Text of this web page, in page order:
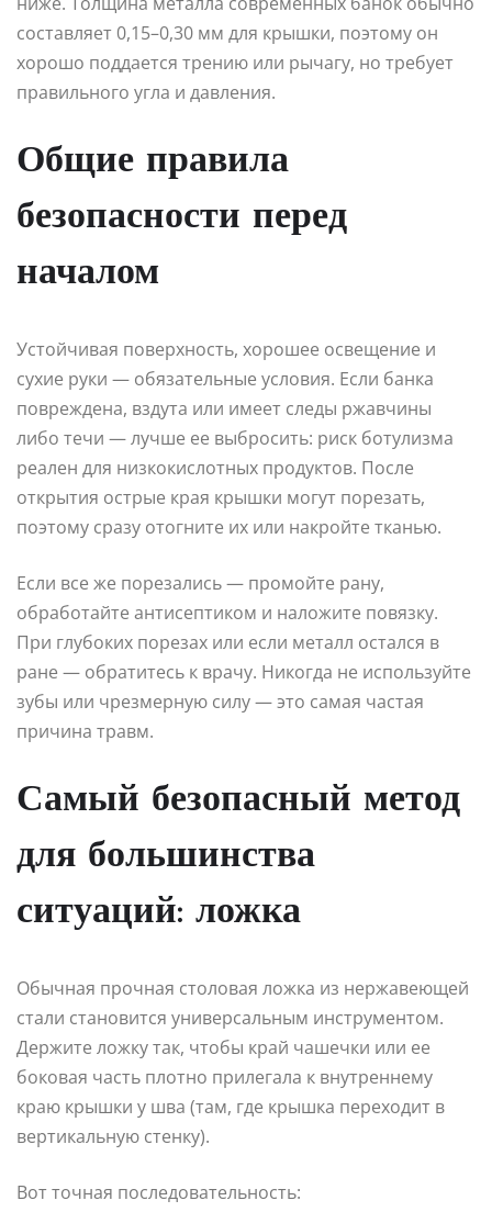
составляет 0,15–0,30 мм для крышки, поэтому он
хорошо поддается трению или рычагу, но требует
правильного угла и давления.
Общие правила
безопасности перед
началом
Устойчивая поверхность, хорошее освещение и
сухие руки — обязательные условия. Если банка
повреждена, вздута или имеет следы ржавчины
либо течи — лучше ее выбросить: риск ботулизма
реален для низкокислотных продуктов. После
открытия острые края крышки могут порезать,
поэтому сразу отогните их или накройте тканью.
Если все же порезались — промойте рану,
обработайте антисептиком и наложите повязку.
При глубоких порезах или если металл остался в
ране — обратитесь к врачу. Никогда не используйте
зубы или чрезмерную силу — это самая частая
причина травм.
Самый безопасный метод
для большинства
ситуаций: ложка
Обычная прочная столовая ложка из нержавеющей
стали становится универсальным инструментом.
Держите ложку так, чтобы край чашечки или ее
боковая часть плотно прилегала к внутреннему
краю крышки у шва (там, где крышка переходит в
вертикальную стенку).
Вот точная последовательность: